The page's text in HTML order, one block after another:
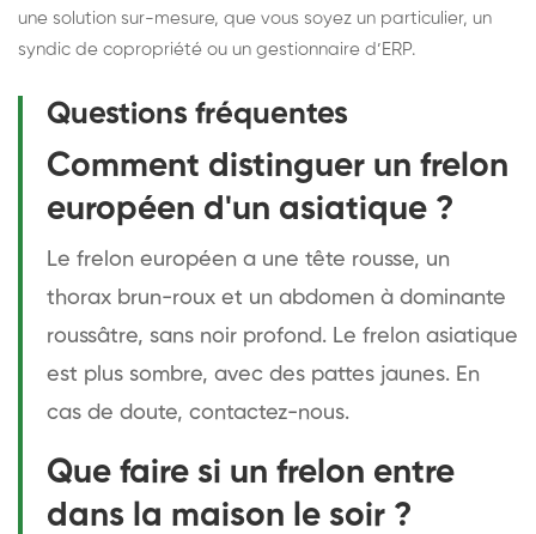
une solution sur-mesure, que vous soyez un particulier, un
syndic de copropriété ou un gestionnaire d’ERP.
Questions fréquentes
Comment distinguer un frelon
européen d'un asiatique ?
Le frelon européen a une tête rousse, un
thorax brun-roux et un abdomen à dominante
roussâtre, sans noir profond. Le frelon asiatique
est plus sombre, avec des pattes jaunes. En
cas de doute, contactez-nous.
Que faire si un frelon entre
dans la maison le soir ?